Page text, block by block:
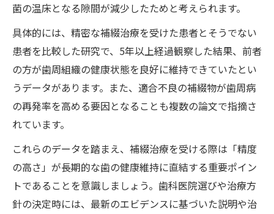
菌の温床となる隙間が減少したためと考えられます。
具体的には、精密な補綴治療を受けた患者とそうでない
患者を比較した研究で、5年以上経過観察した結果、前者
の方が歯周組織の健康状態を良好に維持できていたとい
うデータがあります。また、適合不良の補綴物が歯周病
の再発率を高める要因となることも複数の論文で指摘さ
れています。
これらのデータを踏まえ、補綴治療を受ける際は「精度
の高さ」が長期的な歯の健康維持に直結する重要ポイン
トであることを意識しましょう。歯科医院選びや治療方
針の決定時には、最新のエビデンスに基づいた説明や治